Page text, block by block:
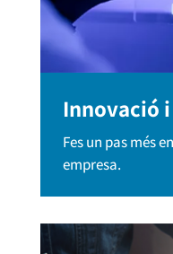
Innovació
Fes un pas més
empresa.